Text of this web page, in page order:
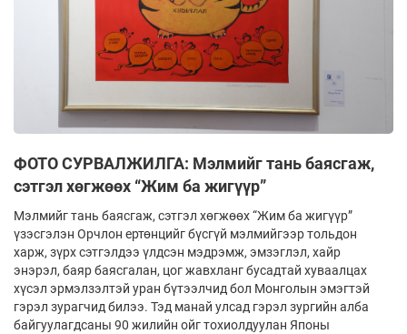
ФОТО СУРВАЛЖИЛГА: Мэлмийг тань баясгаж,
сэтгэл хөгжөөх “Жим ба жигүүр”
Мэлмийг тань баясгаж, сэтгэл хөгжөөх “Жим ба жигүүр”
үзэсгэлэн Орчлон ертөнцийг бүсгүй мэлмийгээр тольдон
харж, зүрх сэтгэлдээ үлдсэн мэдрэмж, эмзэглэл, хайр
энэрэл, баяр баясгалан, цог жавхланг бусадтай хуваалцах
хүсэл эрмэлзэлтэй уран бүтээлчид бол Монголын эмэгтэй
гэрэл зурагчид билээ. Тэд манай улсад гэрэл зургийн алба
байгуулагдсаны 90 жилийн ойг тохиолдуулан Японы